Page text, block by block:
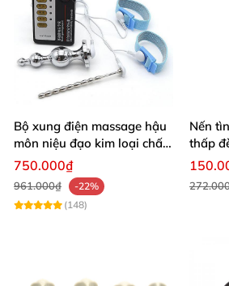
Bộ xung điện massage hậu
môn niệu đạo kim loại chất
lượng cao giá tốt
750.000₫
961.000₫
-22%
(148)
Nến
thấp
thích